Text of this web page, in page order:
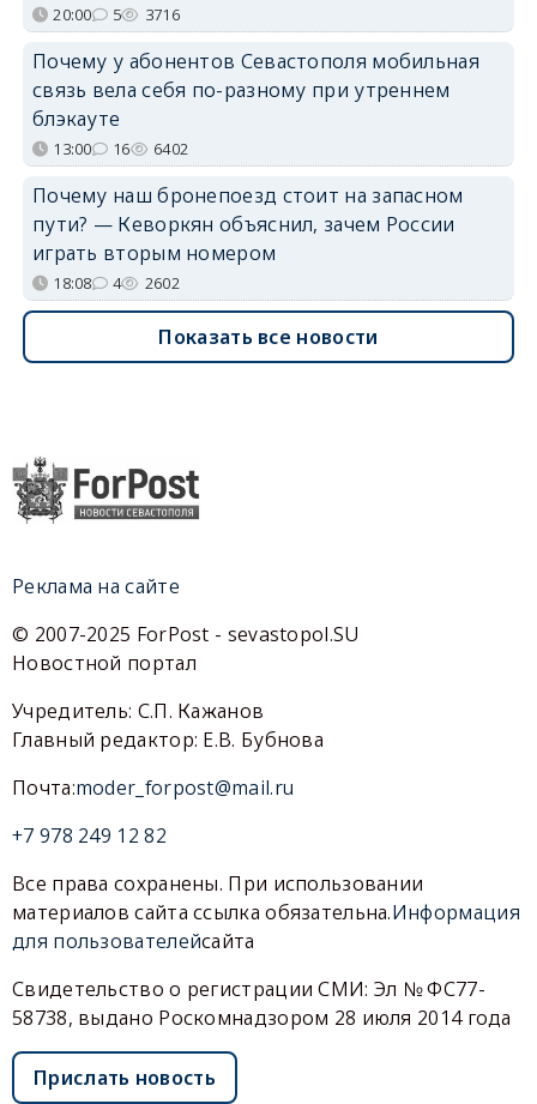
20:00 5 3716
Почему у абонентов Севастополя мобильная
связь вела себя по-разному при утреннем
блэкауте
13:00 16 6402
Почему наш бронепоезд стоит на запасном
пути? — Кеворкян объяснил, зачем России
играть вторым номером
18:08 4 2602
Показать все новости
Реклама на сайте
© 2007-2025 ForPost - sevastopol.SU
Новостной портал
Учредитель: С.П. Кажанов
Главный редактор: Е.В. Бубнова
Почта:moder_forpost@mail.ru
+7 978 249 12 82
Все права сохранены. При использовании
материалов сайта ссылка обязательна.Информация
для пользователейсайта
Свидетельство о регистрации СМИ: Эл № ФС77-
58738, выдано Роскомнадзором 28 июля 2014 года
Прислать новость